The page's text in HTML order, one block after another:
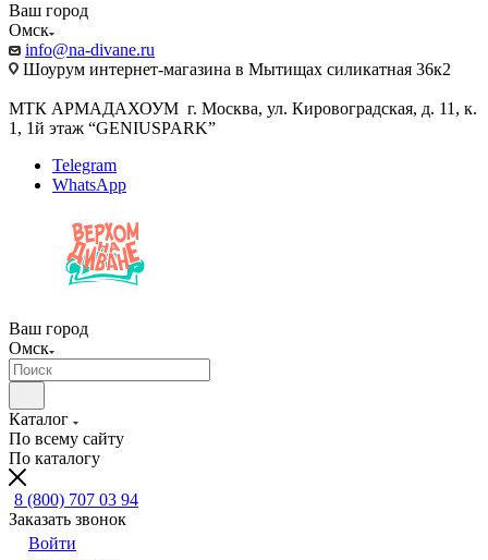
Ваш город
Омск
info@na-divane.ru
Шоурум интернет-магазина в Мытищах силикатная 36к2
МТК АРМАДАХОУМ г. Москва, ул. Кировоградская, д. 11, к.
1, 1й этаж “GENIUSPARK”
Telegram
WhatsApp
Ваш город
Омск
Каталог
По всему сайту
По каталогу
8 (800) 707 03 94
Заказать звонок
Войти